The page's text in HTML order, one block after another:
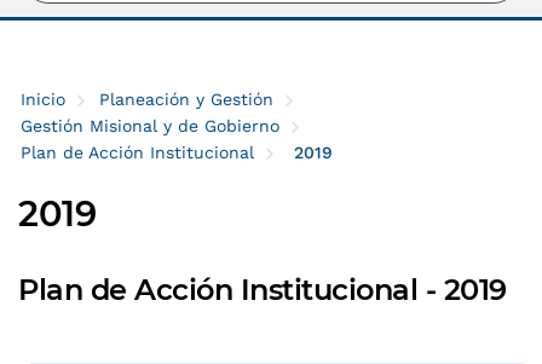
Inicio
Planeación y Gestión
Gestión Misional y de Gobierno
Plan de Acción Institucional
2019
2019
Plan de Acción Institucional - 2019